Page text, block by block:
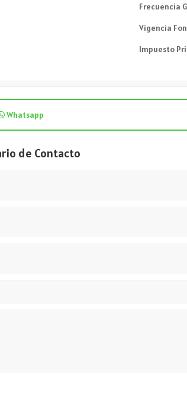
Frecuencia
Vigencia
Impuesto
Whatsapp
de Contacto